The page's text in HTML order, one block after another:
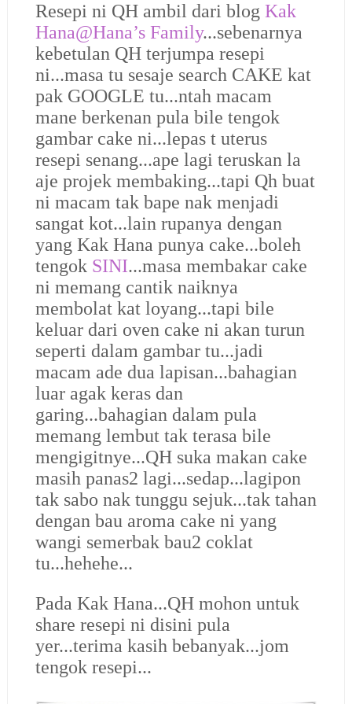
Resepi ni QH ambil dari blog Kak
Hana@Hana’s Family...sebenarnya
kebetulan QH terjumpa resepi
ni...masa tu sesaje search CAKE kat
pak GOOGLE tu...ntah macam
mane berkenan pula bile tengok
gambar cake ni...lepas t uterus
resepi senang...ape lagi teruskan la
aje projek membaking...tapi Qh buat
ni macam tak bape nak menjadi
sangat kot...lain rupanya dengan
yang Kak Hana punya cake...boleh
tengok SINI...masa membakar cake
ni memang cantik naiknya
membolat kat loyang...tapi bile
keluar dari oven cake ni akan turun
seperti dalam gambar tu...jadi
macam ade dua lapisan...bahagian
luar agak keras dan
garing...bahagian dalam pula
memang lembut tak terasa bile
mengigitnye...QH suka makan cake
masih panas2 lagi...sedap...lagipon
tak sabo nak tunggu sejuk...tak tahan
dengan bau aroma cake ni yang
wangi semerbak bau2 coklat
tu...hehehe...
Pada Kak Hana...QH mohon untuk
share resepi ni disini pula
yer...terima kasih bebanyak...jom
tengok resepi...